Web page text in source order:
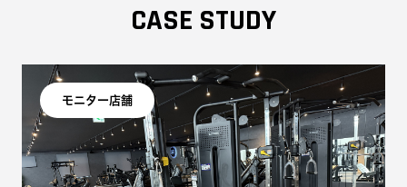
CASE STUDY
モニター店舗